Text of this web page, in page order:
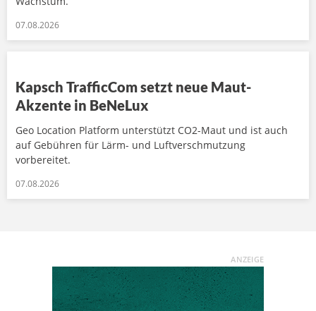
07.08.2026
Kapsch TrafficCom setzt neue Maut-
Akzente in BeNeLux
Geo Location Platform unterstützt CO2-Maut und ist auch
auf Gebühren für Lärm- und Luftverschmutzung
vorbereitet.
07.08.2026
ANZEIGE